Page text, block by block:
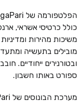
כולל כרטיסי אשראי,
משיכות מהירות
מובילים בתעשייה
ובטורנירים ייחודיים.
ספורט באותו חשבון.